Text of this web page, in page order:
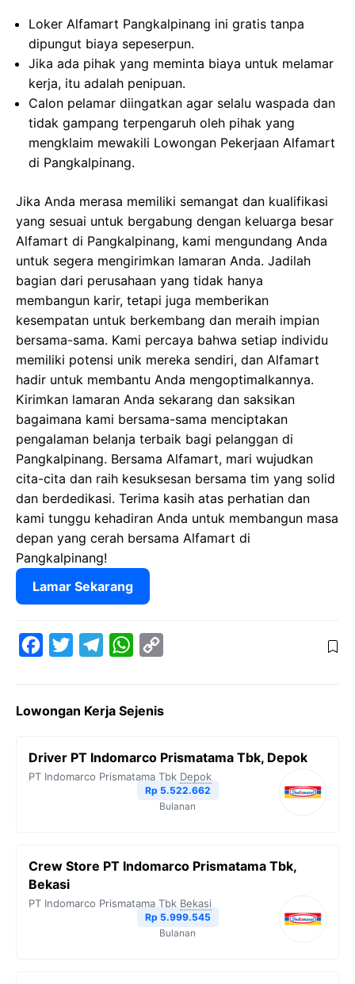
Loker Alfamart Pangkalpinang ini gratis tanpa
dipungut biaya sepeserpun.
Jika ada pihak yang meminta biaya untuk melamar
kerja, itu adalah penipuan.
Calon pelamar diingatkan agar selalu waspada dan
tidak gampang terpengaruh oleh pihak yang
mengklaim mewakili Lowongan Pekerjaan Alfamart
di Pangkalpinang.
Jika Anda merasa memiliki semangat dan kualifikasi
yang sesuai untuk bergabung dengan keluarga besar
Alfamart di Pangkalpinang, kami mengundang Anda
untuk segera mengirimkan lamaran Anda. Jadilah
bagian dari perusahaan yang tidak hanya
membangun karir, tetapi juga memberikan
kesempatan untuk berkembang dan meraih impian
bersama-sama. Kami percaya bahwa setiap individu
memiliki potensi unik mereka sendiri, dan Alfamart
hadir untuk membantu Anda mengoptimalkannya.
Kirimkan lamaran Anda sekarang dan saksikan
bagaimana kami bersama-sama menciptakan
pengalaman belanja terbaik bagi pelanggan di
Pangkalpinang. Bersama Alfamart, mari wujudkan
cita-cita dan raih kesuksesan bersama tim yang solid
dan berdedikasi. Terima kasih atas perhatian dan
kami tunggu kehadiran Anda untuk membangun masa
depan yang cerah bersama Alfamart di
Pangkalpinang!
Lamar Sekarang
e
o
t
e
e
r
W
t
A
y
i
n
k
Lowongan Kerja Sejenis
Driver PT Indomarco Prismatama Tbk, Depok
PT Indomarco Prismatama Tbk Depok
Rp 5.522.662
Bulanan
Crew Store PT Indomarco Prismatama Tbk,
Bekasi
PT Indomarco Prismatama Tbk Bekasi
Rp 5.999.545
Bulanan